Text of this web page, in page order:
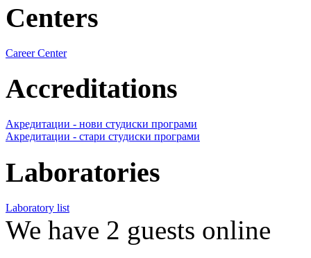
Centers
Career Center
Accreditations
Акредитации - нови студиски програми
Акредитации - стари студиски програми
Laboratories
Laboratory list
We have 2 guests online